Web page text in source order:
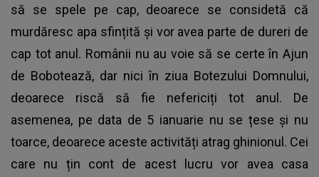
să se spele pe cap, deoarece se considetă că
murdăresc apa sfințită și vor avea parte de dureri de
cap tot anul. Românii nu au voie să se certe în Ajun
de Bobotează, dar nici în ziua Botezului Domnului,
deoarece riscă să fie nefericiți tot anul. De
asemenea, pe data de 5 ianuarie nu se țese și nu
toarce, deoarece aceste activități atrag ghinionul. Cei
care nu țin cont de acest lucru vor avea casa